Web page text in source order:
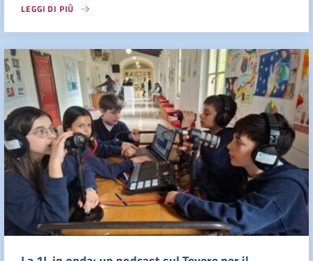
LEGGI DI PIÙ